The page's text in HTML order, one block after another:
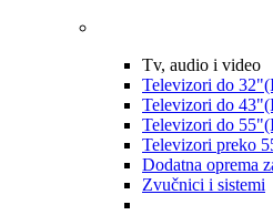
Tv, audio i video
Televizori do
Televizori do
Televizori do
Televizori preko
Dodatna oprema
Zvučnici i sistemi